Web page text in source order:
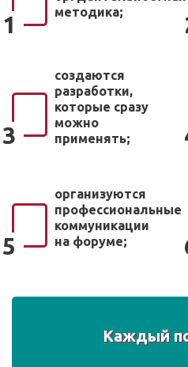
1
методика;
3
создаются
разработки,
которые сразу
можно
применять;
5
организуются
профессиональные
коммуникации
на форуме;
Каждый